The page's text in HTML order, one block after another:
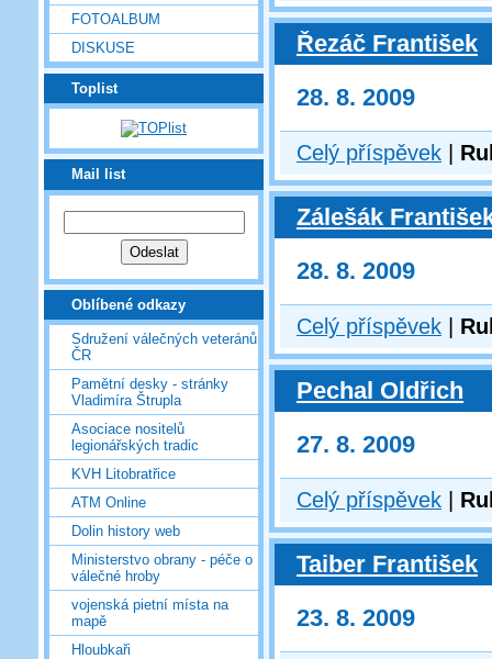
FOTOALBUM
DISKUSE
Toplist
Mail list
Oblíbené odkazy
Sdružení válečných veteránů
ČR
Pamětní desky - stránky
Vladimíra Štrupla
Asociace nositelů
legionářských tradic
KVH Litobratřice
ATM Online
Dolin history web
Ministerstvo obrany - péče o
válečné hroby
vojenská pietní místa na
mapě
Hloubkaři
Řezáč František
28. 8. 2009
Celý příspěvek
Zálešák
28. 8. 2009
Celý příspěvek
Pechal Oldřich
27. 8. 2009
Celý příspěvek
Taiber František
23. 8. 2009